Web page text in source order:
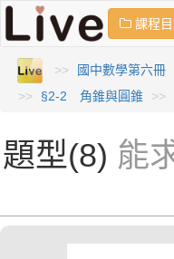
課程
國中數學第六冊
§2-2 角錐與圓錐
題型(8) 能